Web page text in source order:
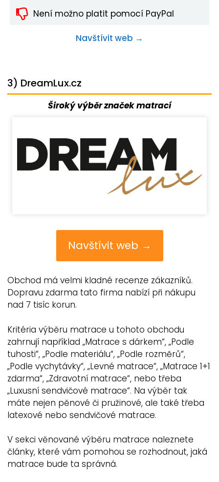
Není možno platit pomocí PayPal
Navštívit web →
3) DreamLux.cz
Široký výběr značek matrací
Navštívit web →
Obchod má velmi kladné recenze zákazníků.
Dopravu zdarma tato firma nabízí při nákupu
nad 7 tisíc korun.
Kritéria výběru matrace u tohoto obchodu
zahrnují například „Matrace s dárkem“, „Podle
tuhosti“, „Podle materiálu“, „Podle rozměrů“,
„Podle vychytávky“, „Levné matrace“, „Matrace 1+1
zdarma“, „Zdravotní matrace“, nebo třeba
„Luxusní sendvičové matrace“. Na výběr tak
máte nejen pěnové či pružinové, ale také třeba
latexové nebo sendvičové matrace.
V sekci věnované výběru matrace naleznete
články, které vám pomohou se rozhodnout, jaká
matrace bude ta správná.